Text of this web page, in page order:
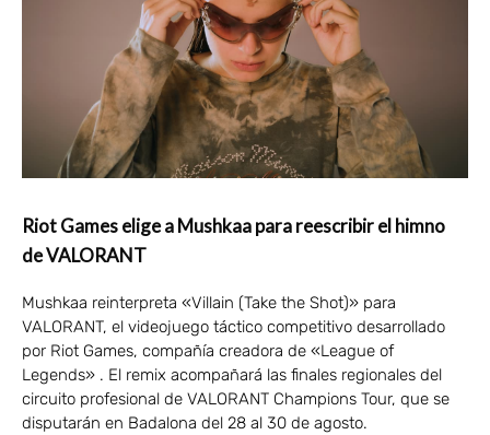
Riot Games elige a Mushkaa para reescribir el himno
de VALORANT
Mushkaa reinterpreta «Villain (Take the Shot)» para
VALORANT, el videojuego táctico competitivo desarrollado
por Riot Games, compañía creadora de «League of
Legends» . El remix acompañará las finales regionales del
circuito profesional de VALORANT Champions Tour, que se
disputarán en Badalona del 28 al 30 de agosto.